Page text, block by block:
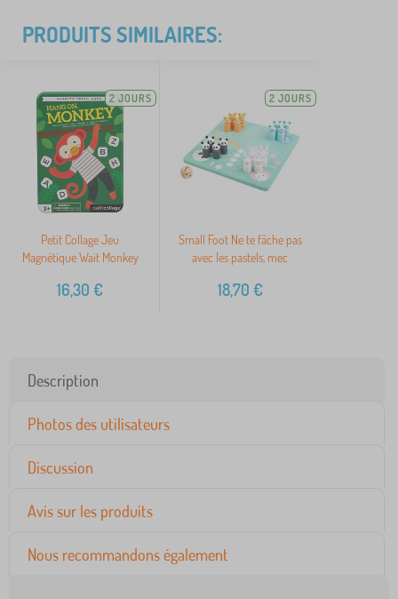
PRODUITS SIMILAIRES:
2 JOURS
Petit Collage Jeu
Magnétique Wait Monkey
16,30 €
2 JOURS
Small Foot Ne te fâche pas
avec les pastels, mec
18,70 €
Description
Photos des utilisateurs
Discussion
Avis sur les produits
Nous recommandons également